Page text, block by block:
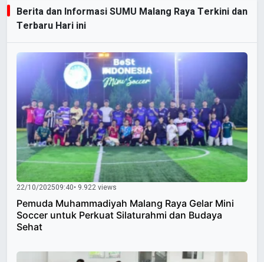
Berita dan Informasi SUMU Malang Raya Terkini dan
Terbaru Hari ini
22/10/202509:40• 9.922 views
Pemuda Muhammadiyah Malang Raya Gelar Mini
Soccer untuk Perkuat Silaturahmi dan Budaya
Sehat